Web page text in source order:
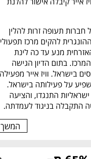
התקבלה בניגוד לעמדתה.
המשך